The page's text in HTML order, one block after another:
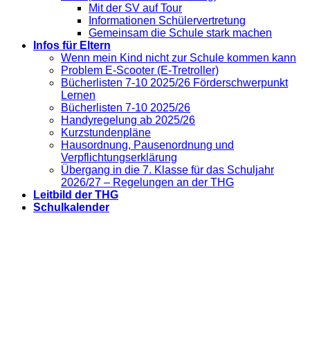
Mit der SV auf Tour
Informationen Schülervertretung
Gemeinsam die Schule stark machen
Infos für Eltern
Wenn mein Kind nicht zur Schule kommen kann
Problem E-Scooter (E-Tretroller)
Bücherlisten 7-10 2025/26 Förderschwerpunkt
Lernen
Bücherlisten 7-10 2025/26
Handyregelung ab 2025/26
Kurzstundenpläne
Hausordnung, Pausenordnung und
Verpflichtungserklärung
Übergang in die 7. Klasse für das Schuljahr
2026/27 – Regelungen an der THG
Leitbild der THG
Schulkalender